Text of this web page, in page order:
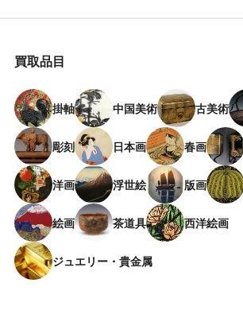
買取品目
掛軸 中国美術 古美術
彫刻 日本画 春画
洋画 浮世絵 版画
絵画 茶道具 西洋絵画
ジュエリー・貴金属